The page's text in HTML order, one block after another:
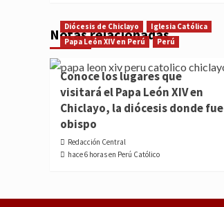
Notas relacionadas
Diócesis de Chiclayo
Iglesia Católica
Papa León XIV en Perú
Perú
Conoce los lugares que
visitará el Papa León XIV en
Chiclayo, la diócesis donde fue
obispo
Redacción Central
hace 6 horas en Perú Católico